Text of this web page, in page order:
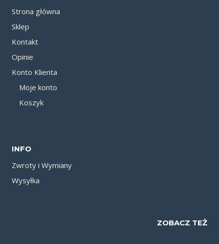
Strona główna
Sklep
Kontakt
Opinie
Konto Klienta
Moje konto
Koszyk
INFO
Zwroty i Wymiany
Wysyłka
ZOBACZ TEŻ